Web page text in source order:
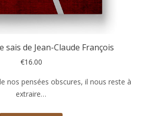
sais de Jean-Claude François
€16.00
nos pensées obscures, il nous reste à
extraire…